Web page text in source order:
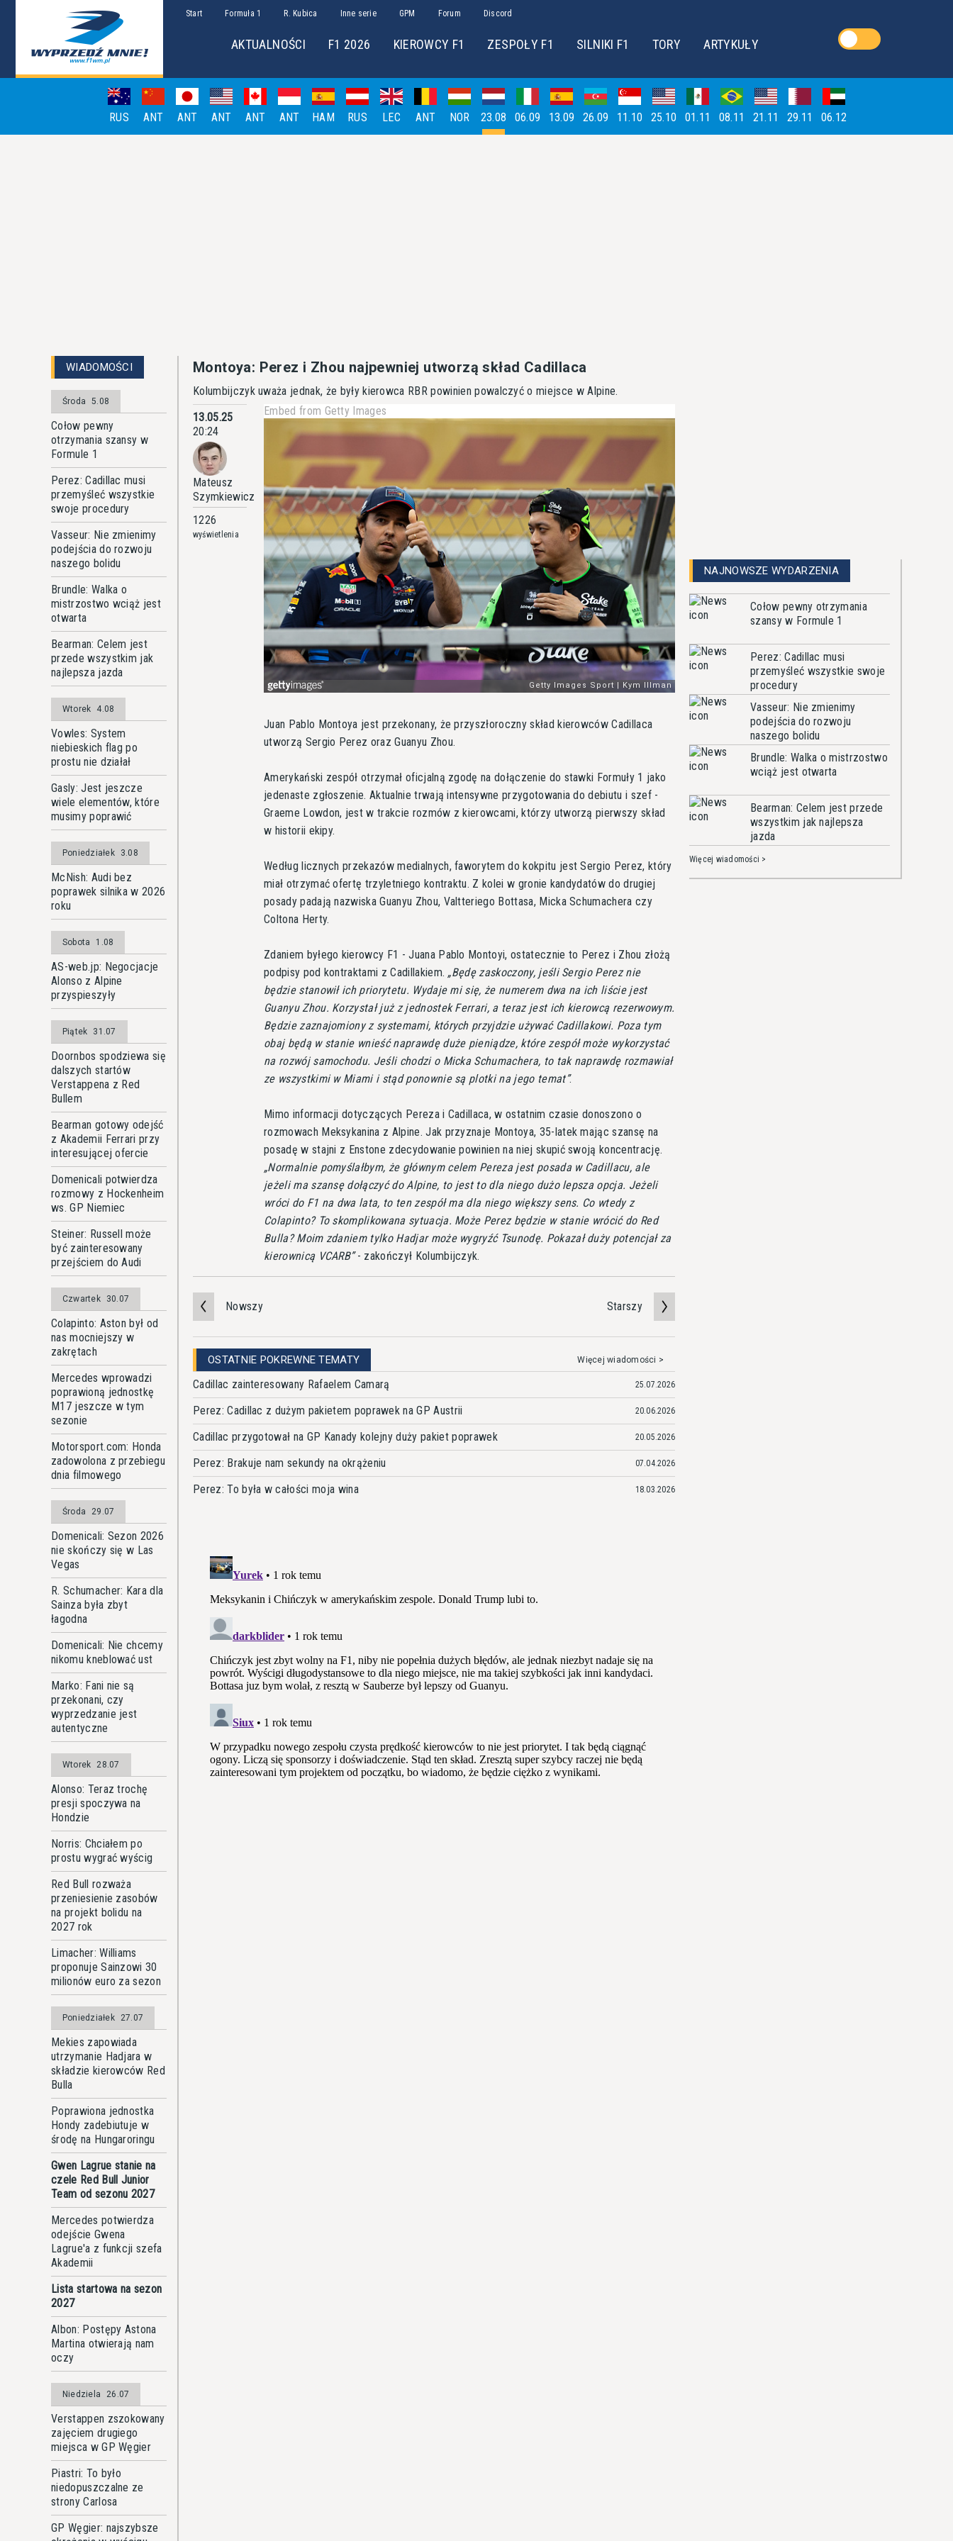
Start Formuła 1 R. Kubica Inne serie GPM Forum Discord
AKTUALNOŚCI F1 2026 KIEROWCY F1 ZESPOŁY F1 SILNIKI F1 TORY ARTYKUŁY
RUS ANT ANT ANT ANT ANT HAM RUS LEC ANT NOR 23.08 06.09 13.09 26.09 11.10 25.10 01.11 08.11 21.11 29.11 06.12
WIADOMOŚCI
Środa 5.08
Cołow pewny
otrzymania szansy w
Formule 1
Perez: Cadillac musi
przemyśleć wszystkie
swoje procedury
Vasseur: Nie zmienimy
podejścia do rozwoju
naszego bolidu
Brundle: Walka o
mistrzostwo wciąż jest
otwarta
Bearman: Celem jest
przede wszystkim jak
najlepsza jazda
Wtorek 4.08
Vowles: System
niebieskich flag po
prostu nie działał
Gasly: Jest jeszcze
wiele elementów, które
musimy poprawić
Poniedziałek 3.08
McNish: Audi bez
poprawek silnika w 2026
roku
Sobota 1.08
AS-web.jp: Negocjacje
Alonso z Alpine
przyspieszyły
Piątek 31.07
Doornbos spodziewa się
dalszych startów
Verstappena z Red
Bullem
Bearman gotowy odejść
z Akademii Ferrari przy
interesującej ofercie
Domenicali potwierdza
rozmowy z Hockenheim
ws. GP Niemiec
Steiner: Russell może
być zainteresowany
przejściem do Audi
Czwartek 30.07
Colapinto: Aston był od
nas mocniejszy w
zakrętach
Mercedes wprowadzi
poprawioną jednostkę
M17 jeszcze w tym
sezonie
Motorsport.com: Honda
zadowolona z przebiegu
dnia filmowego
Środa 29.07
Domenicali: Sezon 2026
nie skończy się w Las
Vegas
R. Schumacher: Kara dla
Sainza była zbyt
łagodna
Domenicali: Nie chcemy
nikomu kneblować ust
Marko: Fani nie są
przekonani, czy
wyprzedzanie jest
autentyczne
Wtorek 28.07
Alonso: Teraz trochę
presji spoczywa na
Hondzie
Norris: Chciałem po
prostu wygrać wyścig
Red Bull rozważa
przeniesienie zasobów
na projekt bolidu na
2027 rok
Limacher: Williams
proponuje Sainzowi 30
milionów euro za sezon
Poniedziałek 27.07
Mekies zapowiada
utrzymanie Hadjara w
składzie kierowców Red
Bulla
Poprawiona jednostka
Hondy zadebiutuje w
środę na Hungaroringu
Gwen Lagrue stanie na
czele Red Bull Junior
Team od sezonu 2027
Mercedes potwierdza
odejście Gwena
Lagrue'a z funkcji szefa
Akademii
Lista startowa na sezon
2027
Albon: Postępy Astona
Martina otwierają nam
oczy
Niedziela 26.07
Verstappen zszokowany
zajęciem drugiego
miejsca w GP Węgier
Piastri: To było
niedopuszczalne ze
strony Carlosa
GP Węgier: najszybsze
Montoya: Perez i Zhou najpewniej utworzą skład Cadillaca
Kolumbijczyk uważa jednak, że były kierowca RBR powinien powalczyć o miejsce w Alpine.
13.05.25
20:24
Mateusz
Szymkiewicz
1226
wyświetlenia
Embed from Getty Images
Juan Pablo Montoya jest przekonany, że przyszłoroczny skład kierowców Cadillaca
utworzą Sergio Perez oraz Guanyu Zhou.
Amerykański zespół otrzymał oficjalną zgodę na dołączenie do stawki Formuły 1 jako
jedenaste zgłoszenie. Aktualnie trwają intensywne przygotowania do debiutu i szef -
Graeme Lowdon, jest w trakcie rozmów z kierowcami, którzy utworzą pierwszy skład
w historii ekipy.
Według licznych przekazów medialnych, faworytem do kokpitu jest Sergio Perez, który
miał otrzymać ofertę trzyletniego kontraktu. Z kolei w gronie kandydatów do drugiej
posady padają nazwiska Guanyu Zhou, Valtteriego Bottasa, Micka Schumachera czy
Coltona Herty.
Zdaniem byłego kierowcy F1 - Juana Pablo Montoyi, ostatecznie to Perez i Zhou złożą
podpisy pod kontraktami z Cadillakiem.
Będę zaskoczony, jeśli Sergio Perez nie
będzie stanowił ich priorytetu. Wydaje mi się, że numerem dwa na ich liście jest
Guanyu Zhou. Korzystał już z jednostek Ferrari, a teraz jest ich kierowcą rezerwowym.
Będzie zaznajomiony z systemami, których przyjdzie używać Cadillakowi. Poza tym
obaj będą w stanie wnieść naprawdę duże pieniądze, które zespół może wykorzystać
na rozwój samochodu. Jeśli chodzi o Micka Schumachera, to tak naprawdę rozmawiał
ze wszystkimi w Miami i stąd ponownie są plotki na jego temat .
Mimo informacji dotyczących Pereza i Cadillaca, w ostatnim czasie donoszono o
rozmowach Meksykanina z Alpine. Jak przyznaje Montoya, 35-latek mając szansę na
posadę w stajni z Enstone zdecydowanie powinien na niej skupić swoją koncentrację.
Normalnie pomyślałbym, że głównym celem Pereza jest posada w Cadillacu, ale
jeżeli ma szansę dołączyć do Alpine, to jest to dla niego dużo lepsza opcja. Jeżeli
wróci do F1 na dwa lata, to ten zespół ma dla niego większy sens. Co wtedy z
Colapinto? To skomplikowana sytuacja. Może Perez będzie w stanie wrócić do Red
Bulla? Moim zdaniem tylko Hadjar może wygryźć Tsunodę. Pokazał duży potencjał za
kierownicą VCARB - zakończył Kolumbijczyk.
Nowszy Starszy
OSTATNIE POKREWNE TEMATY Więcej wiadomości >
Cadillac zainteresowany Rafaelem Camarą 25.07.2026
Perez: Cadillac z dużym pakietem poprawek na GP Austrii 20.06.2026
Cadillac przygotował na GP Kanady kolejny duży pakiet poprawek 20.05.2026
Perez: Brakuje nam sekundy na okrążeniu 07.04.2026
Perez: To była w całości moja wina 18.03.2026
NAJNOWSZE WYDARZENIA
Cołow pewny otrzymania
szansy w Formule 1
Perez: Cadillac musi
przemyśleć wszystkie swoje
procedury
Vasseur: Nie zmienimy
podejścia do rozwoju
naszego bolidu
Brundle: Walka o mistrzostwo
wciąż jest otwarta
Bearman: Celem jest przede
wszystkim jak najlepsza
jazda
Więcej wiadomości >